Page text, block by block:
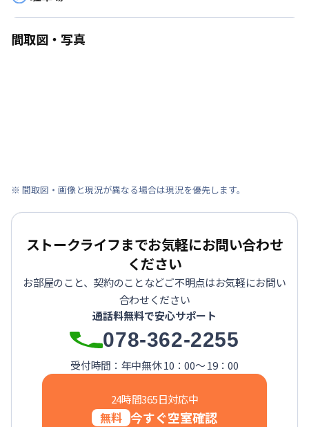
間取図・写真
※ 間取図・画像と現況が異なる場合は現況を優先します。
ストークライフまでお気軽にお問い合わせ
ください
お部屋のこと、契約のことなどご不明点はお気軽にお問い
合わせください
通話料無料で安心サポート
078-362-2255
受付時間：年中無休 10：00～ 19：00
24時間365日対応中
無料 今すぐ空室確認